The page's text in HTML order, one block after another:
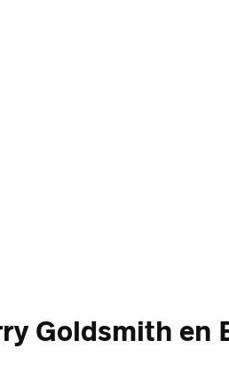
Goldsmith en